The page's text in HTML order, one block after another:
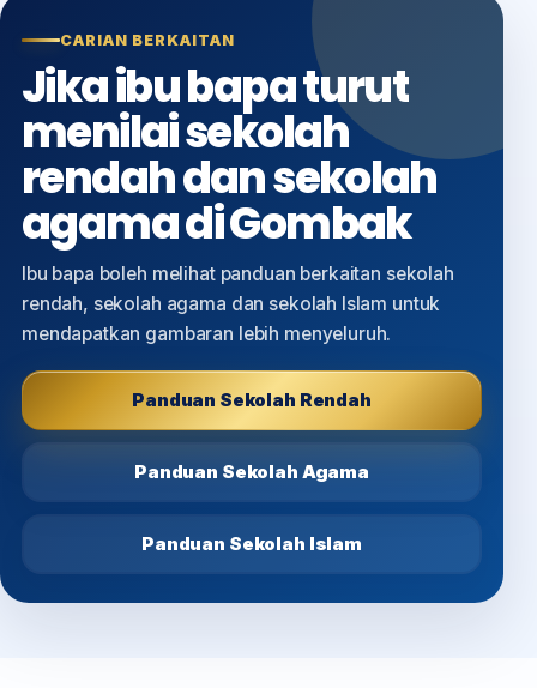
CARIAN BERKAITAN
Jika ibu bapa turut
menilai sekolah
rendah dan sekolah
agama di Gombak
Ibu bapa boleh melihat panduan berkaitan sekolah
rendah, sekolah agama dan sekolah Islam untuk
mendapatkan gambaran lebih menyeluruh.
Panduan Sekolah Rendah
Panduan Sekolah Agama
Panduan Sekolah Islam